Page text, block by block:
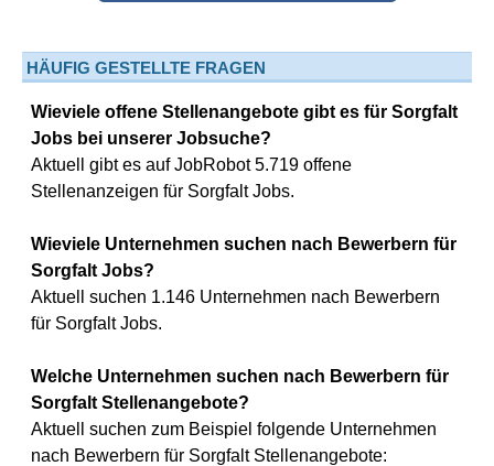
HÄUFIG GESTELLTE FRAGEN
Wieviele offene Stellenangebote gibt es für Sorgfalt
Jobs bei unserer Jobsuche?
Aktuell gibt es auf JobRobot 5.719 offene
Stellenanzeigen für Sorgfalt Jobs.
Wieviele Unternehmen suchen nach Bewerbern für
Sorgfalt Jobs?
Aktuell suchen 1.146 Unternehmen nach Bewerbern
für Sorgfalt Jobs.
Welche Unternehmen suchen nach Bewerbern für
Sorgfalt Stellenangebote?
Aktuell suchen zum Beispiel folgende Unternehmen
nach Bewerbern für Sorgfalt Stellenangebote: